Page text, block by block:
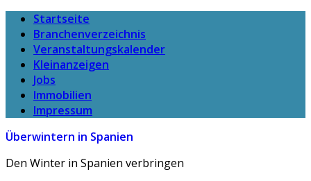
Startseite
Branchenverzeichnis
Veranstaltungskalender
Kleinanzeigen
Jobs
Immobilien
Impressum
Überwintern in Spanien
Den Winter in Spanien verbringen